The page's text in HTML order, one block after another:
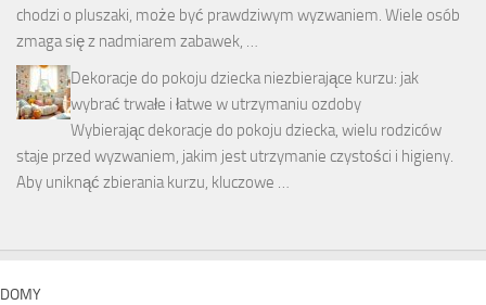
chodzi o pluszaki, może być prawdziwym wyzwaniem. Wiele osób
zmaga się z nadmiarem zabawek, …
Dekoracje do pokoju dziecka niezbierające kurzu: jak
wybrać trwałe i łatwe w utrzymaniu ozdoby
Wybierając dekoracje do pokoju dziecka, wielu rodziców
staje przed wyzwaniem, jakim jest utrzymanie czystości i higieny.
Aby uniknąć zbierania kurzu, kluczowe …
DOMY